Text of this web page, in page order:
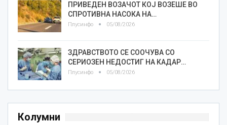
ПРИВЕДЕН ВОЗАЧОТ КОЈ ВОЗЕШЕ ВО
СПРОТИВНА НАСОКА НА…
Плусинфо 05/08/2026
ЗДРАВСТВОТО СЕ СООЧУВА СО
СЕРИОЗЕН НЕДОСТИГ НА КАДАР…
Плусинфо 05/08/2026
Колумни